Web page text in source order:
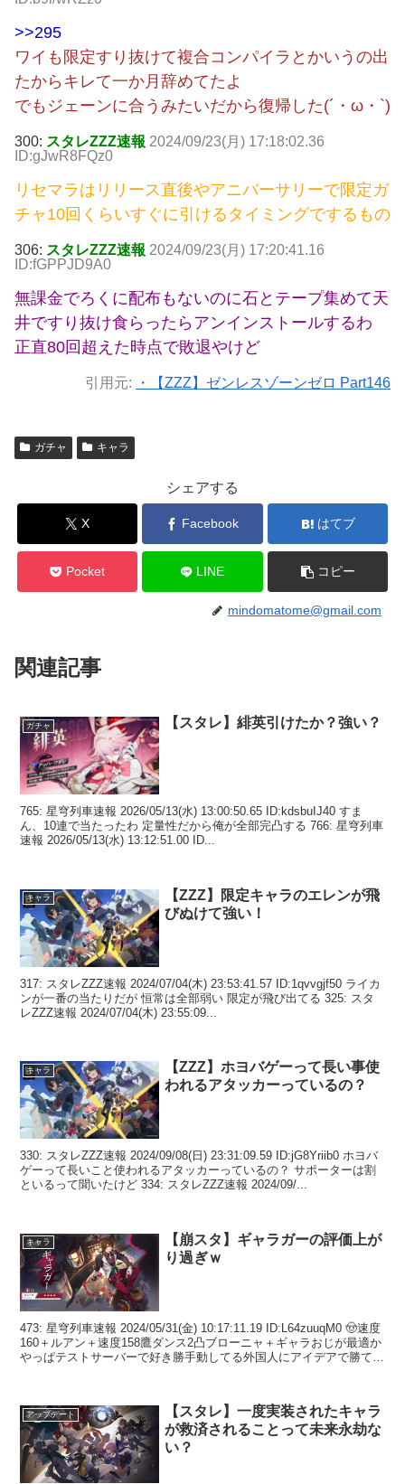
>>295
ワイも限定すり抜けて複合コンパイラとかいうの出
たからキレて一か月辞めてたよ
でもジェーンに合うみたいだから復帰した(´・ω・`)
300: スタレZZZ速報 2024/09/23(月) 17:18:02.36
ID:gJwR8FQz0
リセマラはリリース直後やアニバーサリーで限定ガ
チャ10回くらいすぐに引けるタイミングでするもの
306: スタレZZZ速報 2024/09/23(月) 17:20:41.16
ID:fGPPJD9A0
無課金でろくに配布もないのに石とテープ集めて天
井ですり抜け食らったらアンインストールするわ
正直80回超えた時点で敗退やけど
引用元: ・【ZZZ】ゼンレスゾーンゼロ Part146
ガチャ キャラ
シェアする
X Facebook はてブ
Pocket LINE コピー
mindomatome@gmail.com
関連記事
ガチャ 【スタレ】緋英引けたか？強い？
765: 星穹列車速報 2026/05/13(水) 13:00:50.65 ID:kdsbuIJ40 すま
ん、10連で当たったわ 定量性だから俺が全部完凸する 766: 星穹列車
速報 2026/05/13(水) 13:12:51.00 ID...
キャラ
【ZZZ】限定キャラのエレンが飛
びぬけて強い！
317: スタレZZZ速報 2024/07/04(木) 23:53:41.57 ID:1qvvgjf50 ライカ
ンが一番の当たりだが 恒常は全部弱い 限定が飛び出てる 325: スタ
レZZZ速報 2024/07/04(木) 23:55:09...
キャラ
【ZZZ】ホヨバゲーって長い事使
われるアタッカーっているの？
330: スタレZZZ速報 2024/09/08(日) 23:31:09.59 ID:jG8Yriib0 ホヨバ
ゲーって長いこと使われるアタッカーっているの？ サポーターは割
といるって聞いたけど 334: スタレZZZ速報 2024/09/...
キャラ
【崩スタ】ギャラガーの評価上が
り過ぎｗ
473: 星穹列車速報 2024/05/31(金) 10:17:11.19 ID:L64zuuqM0 🤠速度
160＋ルアン＋速度158鷹ダンス2凸ブローニャ＋ギャラおじが最適か
やっぱテストサーバーで好き勝手動してる外国人にアイデアで勝て
アップデート
【スタレ】一度実装されたキャラ
が救済されることって未来永劫な
い？